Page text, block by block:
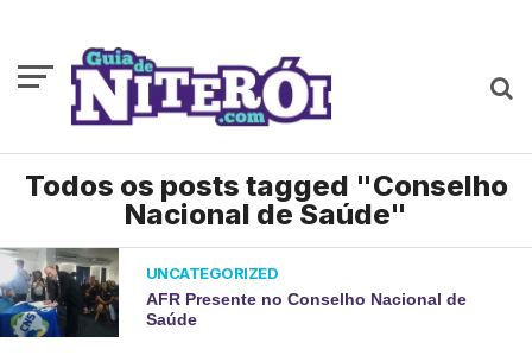
Todos os posts tagged "Conselho
Nacional de Saúde"
UNCATEGORIZED
AFR Presente no Conselho Nacional de
Saúde